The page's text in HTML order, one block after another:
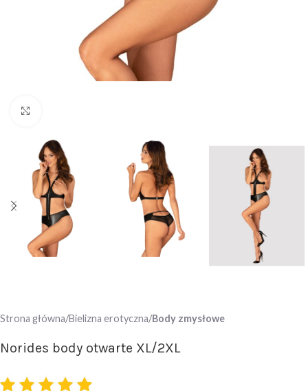
Strona główna Bielizna erotyczna Body zmysłowe
Norides body otwarte XL/2XL